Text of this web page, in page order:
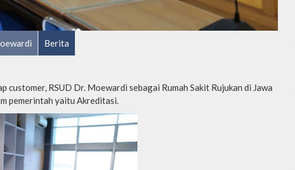
Berita
customer, RSUD Dr. Moewardi sebagai Rumah Sakit Rujukan di Jawa
pemerintah yaitu Akreditasi.